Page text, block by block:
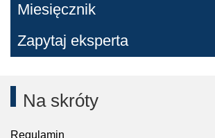
Miesięcznik
Zapytaj eksperta
Na skróty
Regulamin